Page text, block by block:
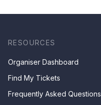
RESOURCES
Organiser Dashboard
Find My Tickets
Frequently Asked Questions